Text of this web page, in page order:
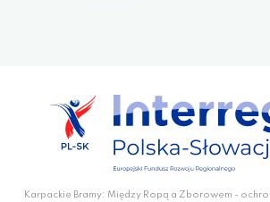
Karpackie Bramy: Między Ropą a Zborowem -